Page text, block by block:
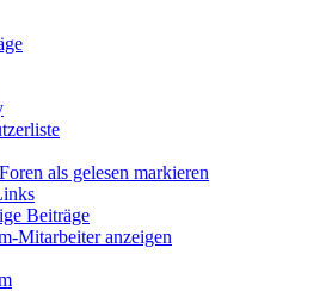
als gelesen markieren
Beiträge
Mitarbeiter anzeigen